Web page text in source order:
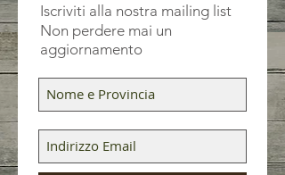
Iscriviti alla nostra mailing list
Non perdere mai un
aggiornamento